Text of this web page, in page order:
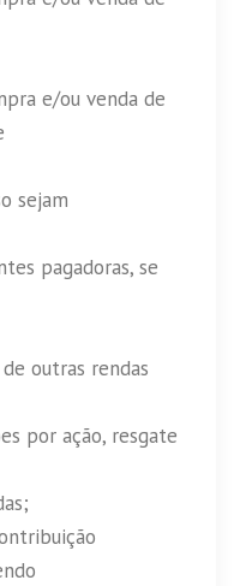
e/ou venda de
sejam
pagadoras, se
outras rendas
por ação, resgate